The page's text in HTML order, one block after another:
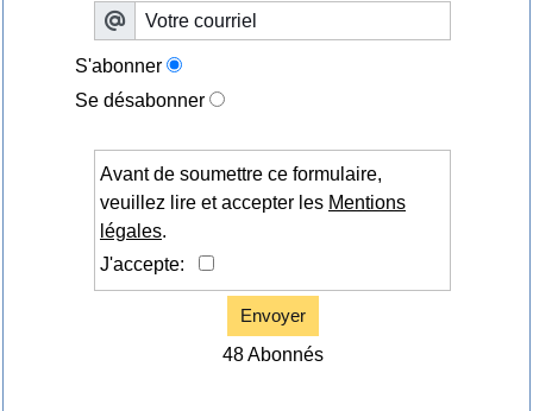
S'abonner
Se désabonner
Avant de soumettre ce formulaire,
veuillez lire et accepter les Mentions
légales.
J'accepte:
Envoyer
48 Abonnés